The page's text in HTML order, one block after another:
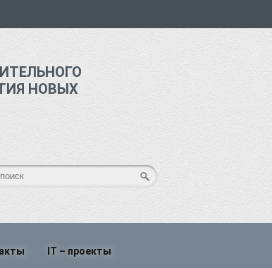
НОВЫХ
IT – проекты